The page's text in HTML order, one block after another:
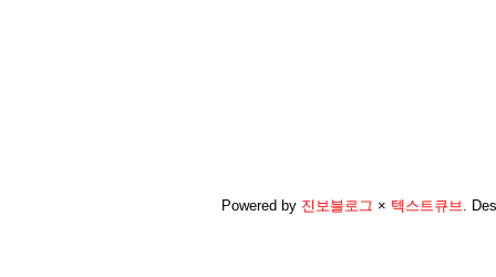
Powered by 진보블로그 × 텍스트큐브